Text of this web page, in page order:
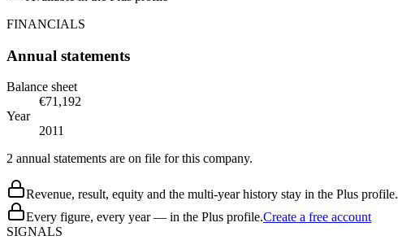
FINANCIALS
Annual statements
Balance sheet
€71,192
Year
2011
2 annual statements are on file for this company.
Revenue, result, equity and the multi-year history stay in the Plus profile.
Every figure, every year — in the Plus profile.Create a free account
SIGNALS